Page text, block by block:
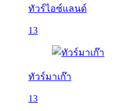
ทัวร์ไอซ์แลนด์
13
ทัวร์มาเก๊า
13